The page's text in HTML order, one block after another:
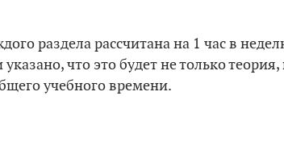
раздела рассчитана на 1 час в
что это будет не только
учебного времени.